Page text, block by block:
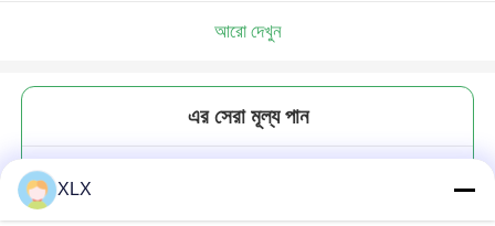
আরো দেখুন
এর সেরা মূল্য পান
XLX